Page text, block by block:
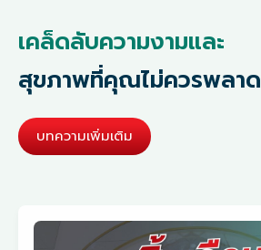
เคล็ดลับความงามและ
สุขภาพที่คุณไม่ควรพลาด
บทความเพิ่มเติม